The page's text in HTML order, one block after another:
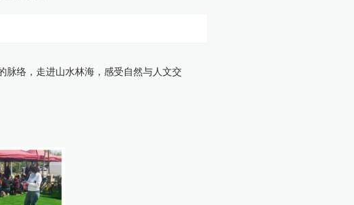
脉络，走进山水林海，感受自然与人文交